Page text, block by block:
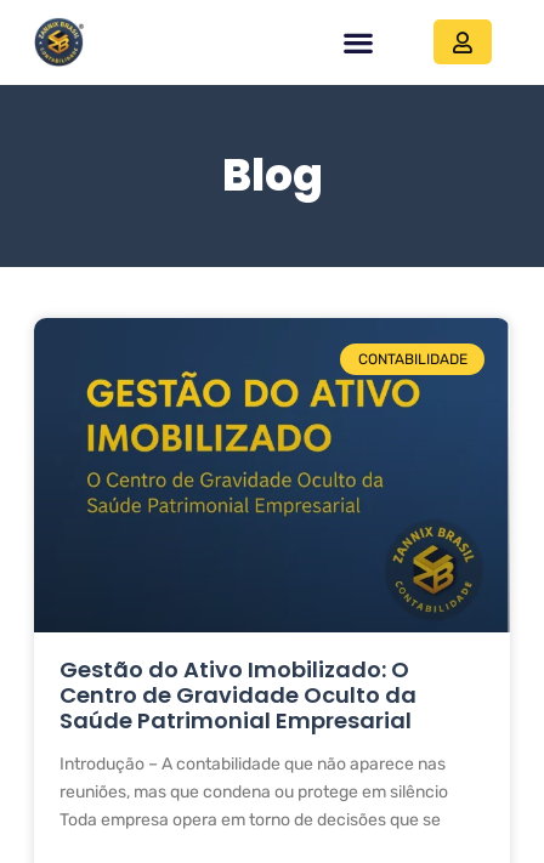
Blog
CONTABILIDADE
Gestão do Ativo Imobilizado: O
Centro de Gravidade Oculto da
Saúde Patrimonial Empresarial
Introdução – A contabilidade que não aparece nas
reuniões, mas que condena ou protege em silêncio
Toda empresa opera em torno de decisões que se